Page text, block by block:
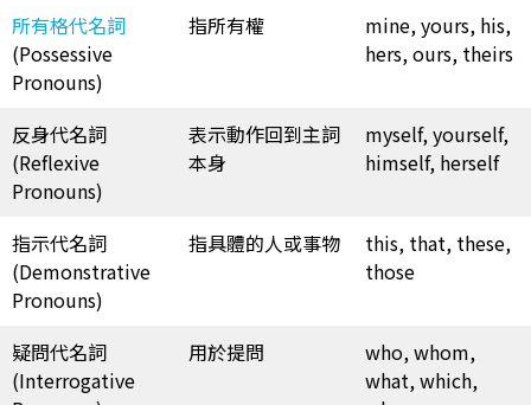
所有格代名詞
(Possessive
Pronouns)
指所有權
mine, yours, his,
hers, ours, theirs
反身代名詞
(Reflexive
Pronouns)
表示動作回到主詞
本身
myself, yourself,
himself, herself
指示代名詞
(Demonstrative
Pronouns)
指具體的人或事物
this, that, these,
those
疑問代名詞
(Interrogative
用於提問
who, whom,
what, which,